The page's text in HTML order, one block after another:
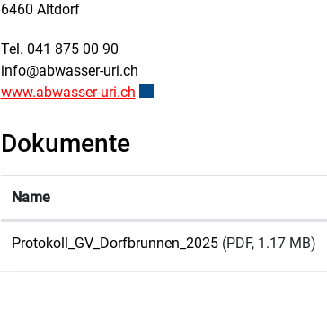
6460 Altdorf
Tel. 041 875 00 90
info@abwasser-uri.ch
www.abwasser-uri.ch
Dokumente
Name
Protokoll_GV_Dorfbrunnen_2025 (PDF, 1.17 MB)